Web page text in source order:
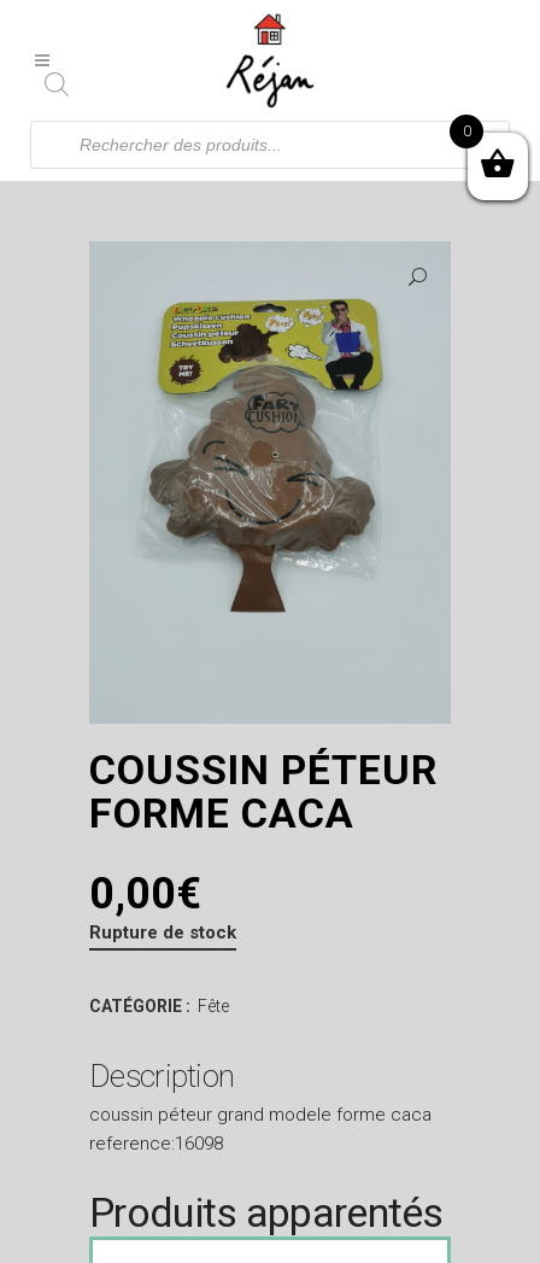
Recherche
produits
COUSSIN PÉTEUR
FORME CACA
0,00€
Rupture de stock
CATÉGORIE : Fête
Description
coussin péteur grand modele forme caca
reference:16098
Produits apparentés
0